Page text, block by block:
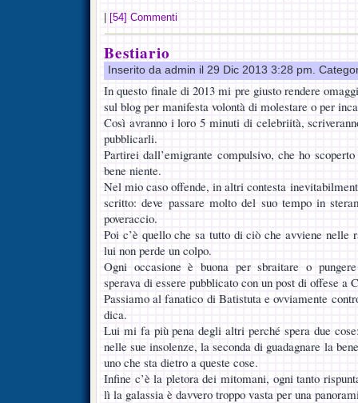
[54] Commenti
Bestiario
Inserito da admin il 29 Dic 2013 3:28 pm.
In questo finale di 2013 mi pre giusto rendere
sul blog per manifesta volontà di molestare o per
Così avranno i loro 5 minuti di celebriità,
pubblicarli.
Partirei dall’emigrante compulsivo, che ho
bene niente.
Nel mio caso offende, in altri contesta
scritto: deve passare molto del suo tempo in
poveraccio.
Poi c’è quello che sa tutto di ciò che avviene nelle
lui non perde un colpo.
Ogni occasione è buona per sbraitare o
sperava di essere pubblicato con un post di offese a
Passiamo al fanatico di Batistuta e ovviamente
dica.
Lui mi fa più pena degli altri perché spera due
nelle sue insolenze, la seconda di guadagnare la
uno che sta dietro a queste cose.
Infine c’è la pletora dei mitomani, ogni tanto
lì la galassia è davvero troppo vasta per una